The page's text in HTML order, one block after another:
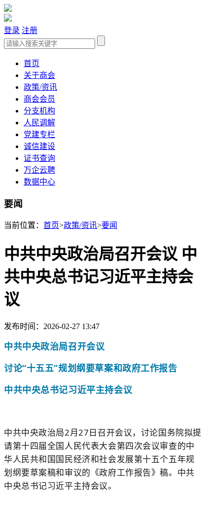
登录 注册
首页
关于商会
政策/资讯
商会会员
分支机构
人民调解
党建专栏
诚信建设
证书查询
万企云聘
数据中心
要闻
当前位置： 首页>政策/资讯>要闻
中共中央政治局召开会议 中
共中央总书记习近平主持会
议
发布时间：2026-02-27 13:47
中共中央政治局召开会议
讨论“十五五”规划纲要草案和政府工作报告
中共中央总书记习近平主持会议
中共中央政治局2月27日召开会议，讨论国务院拟提
请第十四届全国人民代表大会第四次会议审查的中
华人民共和国国民经济和社会发展第十五个五年规
划纲要草案稿和审议的《政府工作报告》稿。中共
中央总书记习近平主持会议。